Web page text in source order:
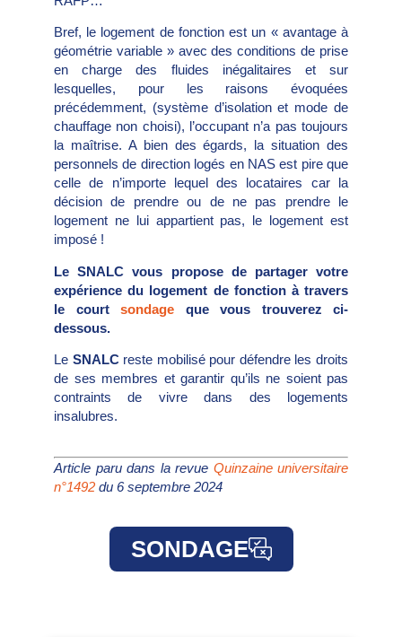
Bref, le logement de fonction est un « avantage à
géométrie variable » avec des conditions de prise
en charge des fluides inégalitaires et sur
lesquelles, pour les raisons évoquées
précédemment, (système d’isolation et mode de
chauffage non choisi), l’occupant n’a pas toujours
la maîtrise. A bien des égards, la situation des
personnels de direction logés en NAS est pire que
celle de n’importe lequel des locataires car la
décision de prendre ou de ne pas prendre le
logement ne lui appartient pas, le logement est
imposé !
Le SNALC vous propose de partager votre
expérience du logement de fonction à travers
le court sondage que vous trouverez ci-
dessous.
Le SNALCreste mobilisé pour défendre les droits
de ses membres et garantir qu’ils ne soient pas
contraints de vivre dans des logements
insalubres.
Article paru dans la revue Quinzaine universitaire
n°1492 du 6 septembre 2024
SONDAGE